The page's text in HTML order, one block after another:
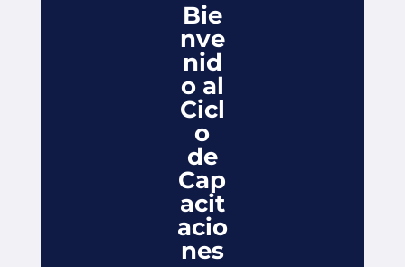
Bie
nve
nid
o al
Cicl
o
de
Cap
acit
acio
nes